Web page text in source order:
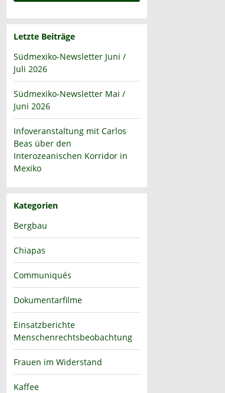
Letzte Beiträge
Südmexiko-Newsletter Juni /
Juli 2026
Südmexiko-Newsletter Mai /
Juni 2026
Infoveranstaltung mit Carlos
Beas über den
Interozeanischen Korridor in
Mexiko
Kategorien
Bergbau
Chiapas
Communiqués
Dokumentarfilme
Einsatzberichte
Menschenrechtsbeobachtung
Frauen im Widerstand
Kaffee